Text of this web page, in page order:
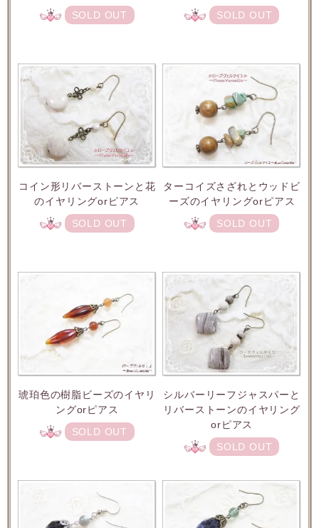
SOLD OUT SOLD OUT
コイン形リバーストーンと花
のイヤリングorピアス
SOLD OUT
ターコイズさざれとウッドビ
ーズのイヤリングorピアス
SOLD OUT
琥珀色の樹脂ビーズのイヤリ
ングorピアス
SOLD OUT
シルバーリーフジャスパーと
リバーストーンのイヤリング
orピアス
SOLD OUT